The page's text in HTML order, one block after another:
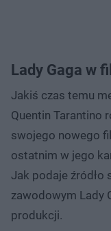
Lady Gaga w
Jakiś czas temu
Quentin Tarantino
swojego nowego
ostatnim w jego
Jak podaje źródło
zawodowym Lady
produkcji.